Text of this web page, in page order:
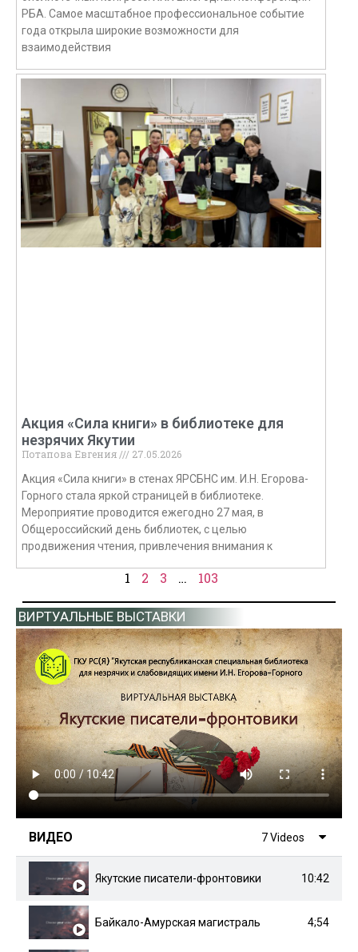
РБА. Самое масштабное профессиональное событие
года открыла широкие возможности для
взаимодействия
Акция «Сила книги» в библиотеке для
незрячих Якутии
Потапова Евгения
27.05.2026
Акция «Сила книги» в стенах ЯРСБНС им. И.Н. Егорова-
Горного стала яркой страницей в библиотеке.
Мероприятие проводится ежегодно 27 мая, в
Общероссийский день библиотек, с целью
продвижения чтения, привлечения внимания к
1 2 3 … 103
ВИРТУАЛЬНЫЕ ВЫСТАВКИ
ВИДЕО 7 Videos
Якутские писатели-фронтовики 10:42
Байкало-Амурская магистраль 4;54